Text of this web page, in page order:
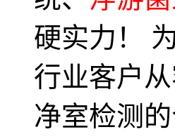
硬实力！
行业客户
净室检测